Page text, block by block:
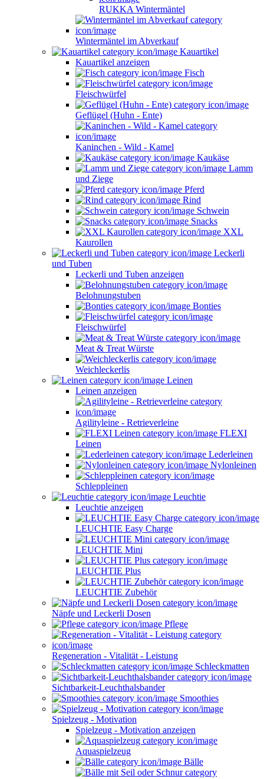
RUKKA Wintermäntel
Wintermäntel im Abverkauf
Kauartikel
Kauartikel anzeigen
Fisch
Fleischwürfel
Geflügel (Huhn - Ente)
Kaninchen - Wild - Kamel
Kaukäse
Lamm
und Ziege
Pferd
Rind
Schwein
Snacks
XXL
Kaurollen
Leckerli
und Tuben
Leckerli und Tuben anzeigen
Belohnungstuben
Bonties
Fleischwürfel
Meat & Treat Würste
Weichleckerlis
Leinen
Leinen anzeigen
Agilityleine - Retrieverleine
FLEXI
Leinen
Lederleinen
Nylonleinen
Schleppleinen
Leuchtie
Leuchtie anzeigen
LEUCHTIE Easy Charge
LEUCHTIE Mini
LEUCHTIE Plus
LEUCHTIE Zubehör
Näpfe und Leckerli Dosen
Pflege
Regeneration - Vitalität - Leistung
Schleckmatten
Sichtbarkeit-Leuchthalsbander
Smoothies
Spielzeug - Motivation
Spielzeug - Motivation anzeigen
Aquaspielzeug
Bälle